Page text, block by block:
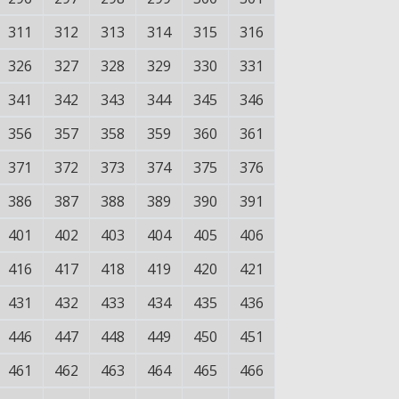
311
312 313 314 315
316
326
327 328 329 330
331
341
342 343 344 345
346
356
357 358 359 360
361
371
372 373 374 375
376
386
387 388 389 390
391
401
402 403 404 405
406
416
417 418 419 420
421
431
432 433 434 435
436
446
447 448 449 450
451
461
462 463 464 465
466